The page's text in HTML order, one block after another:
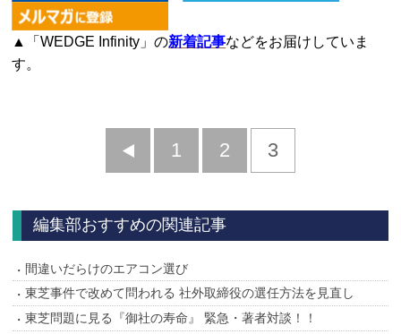
▲「WEDGE Infinity」の新着記事などをお届けしていま
す。
前
1 2 3
編集部おすすめの関連記事
間違いだらけのエアコン選び
東芝事件で改めて問われる 社外取締役の選任方法を見直し
東芝問題に見る『御社の寿命』 緊急・著者対談！！